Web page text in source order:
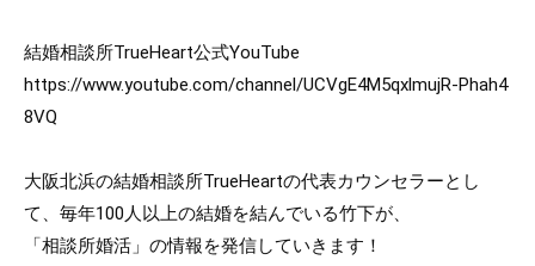
https://www.youtube.com/channel/UCVgE4M5qxlmujR-Phah4
8VQ
大阪北浜の結婚相談所TrueHeartの代表カウンセラーとし
て、毎年100人以上の結婚を結んでいる竹下が、
「相談所婚活」の情報を発信していきます！